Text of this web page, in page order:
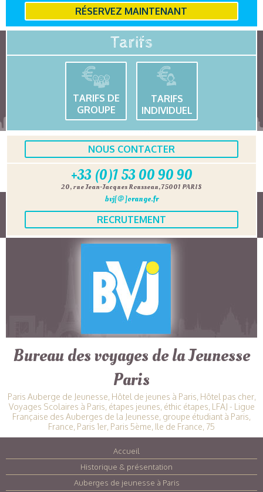
RÉSERVEZ MAINTENANT
Tarifs
TARIFS DE
GROUPE
TARIFS
INDIVIDUEL
NOUS CONTACTER
+33 (0)1 53 00 90 90
20, rue Jean-Jacques Rousseau, 75001 PARIS
bvj[@]orange.fr
RECRUTEMENT
Bureau des voyages de la Jeunesse
Paris
Paris Auberge de Jeunesse, Hôtel de jeunes à Paris, Hôtel pas cher,
Voyages Scolaires à Paris, étapes jeunes, éthic étapes, LFAJ - Ligue
Française des Auberges de la Jeunesse, groupe étudiant à Paris,
France, Paris 1er, Paris 5ème, Ile de France, 75
Accueil
Historique & présentation
Auberges de jeunesse à Paris